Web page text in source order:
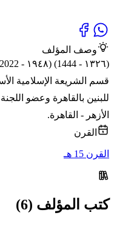
وصف المؤلف
قسم الشريعة الإسلامية
للبنين بالقاهرة وعضو
الأزهر - القاهرة.
القرن
القرن 15 هـ
كتب المؤلف (6)